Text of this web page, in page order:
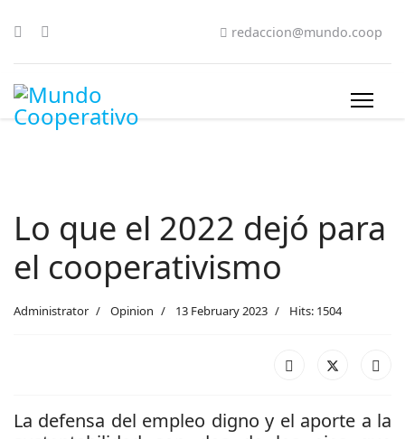
redaccion@mundo.coop
Lo que el 2022 dejó para
el cooperativismo
Administrator Opinion 13 February 2023 Hits: 1504
La defensa del empleo digno y el aporte a la